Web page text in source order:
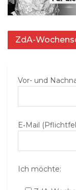
ZdA-
Vor- und
E‑Mail
Ich möchte: